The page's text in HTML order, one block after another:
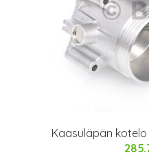
Kaasuläpän kotelo